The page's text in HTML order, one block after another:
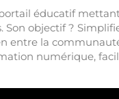
éducatif
objectif ?
entre la
numérique,